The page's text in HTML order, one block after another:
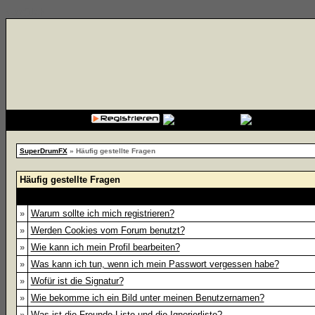
SuperDrumFX» Häufig gestellte Fragen
Häufig gestellte Fragen
»
Warum sollte ich mich registrieren?
»
Werden Cookies vom Forum benutzt?
»
Wie kann ich mein Profil bearbeiten?
»
Was kann ich tun, wenn ich mein Passwort vergessen habe?
»
Wofür ist die Signatur?
»
Wie bekomme ich ein Bild unter meinen Benutzernamen?